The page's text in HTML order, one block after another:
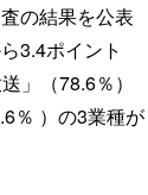
の結果を公表
3.4ポイント
」（78.6％）
％ ）の3業種が